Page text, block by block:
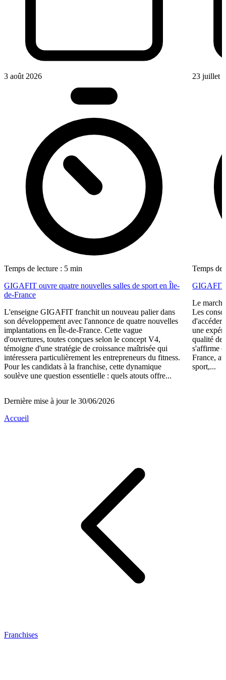
3 août 2026
Temps de lecture : 5 min
GIGAFIT ouvre quatre nouvelles salles de sport en Île-
de-France
L'enseigne GIGAFIT franchit un nouveau palier dans
son développement avec l'annonce de quatre nouvelles
implantations en Île-de-France. Cette vague
d'ouvertures, toutes conçues selon le concept V4,
témoigne d'une stratégie de croissance maîtrisée qui
intéressera particulièrement les entrepreneurs du fitness.
Pour les candidats à la franchise, cette dynamique
soulève une question essentielle : quels atouts offre...
23 juillet
Temps de
GIGAFIT
Le
Les
d'accéder
une
qualité
s'affirme
France,
sport,...
Dernière mise à jour le 30/06/2026
Accueil
Franchises